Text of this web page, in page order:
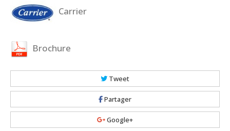
Carrier
Brochure
Tweet
Partager
Google+